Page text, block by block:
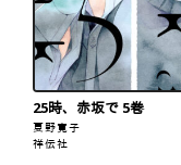
25時、赤坂で 5巻
夏野寛子
祥伝社